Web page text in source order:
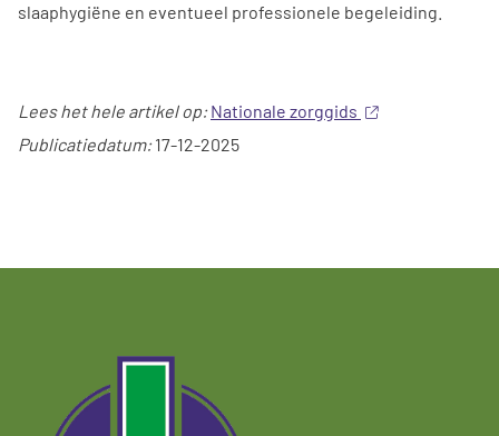
slaaphygiëne en eventueel professionele begeleiding.
Lees het hele artikel op: Nationale zorggids
Publicatiedatum:17-12-2025